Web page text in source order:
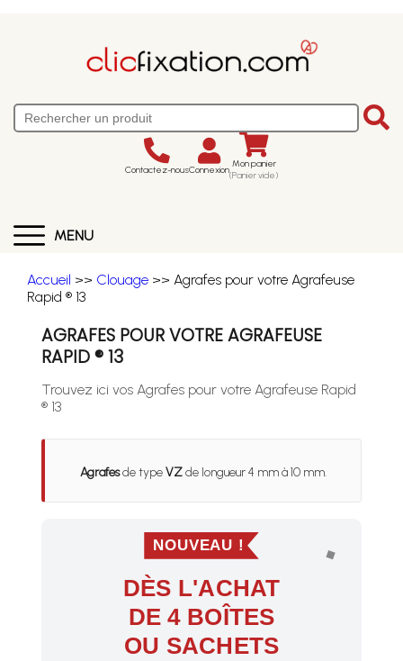
Contactez-nousConnexion Mon panier
(Panier vide)
MENU
Accueil >> Clouage >> Agrafes pour votre Agrafeuse
Rapid ® 13
AGRAFES POUR VOTRE AGRAFEUSE
RAPID ® 13
Trouvez ici vos Agrafes pour votre Agrafeuse Rapid
® 13
Agrafesde typeVZde longueur 4 mm à 10 mm.
NOUVEAU !
DÈS L'ACHAT
DE 4 BOÎTES
OU SACHETS